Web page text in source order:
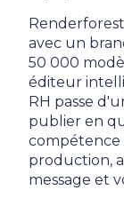
avec un
50 000
éditeur
RH passe
publier en
compétence
production,
message et